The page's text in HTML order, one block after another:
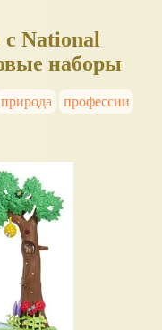
с National
наборы
природа
профессии